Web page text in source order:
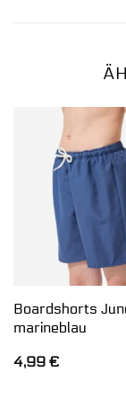
Boardshorts
marineblau
4,99 €